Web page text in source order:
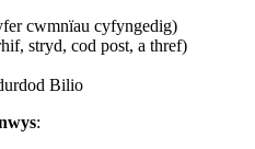
cwmnïau cyfyngedig)
stryd, cod post, a thref)
Bilio
: